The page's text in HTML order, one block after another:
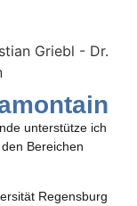
unterstütze ich
Bereichen
Regensburg